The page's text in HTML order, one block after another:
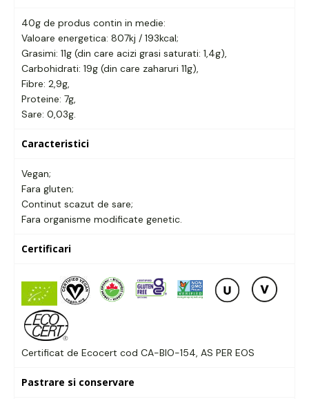
40g de produs contin in medie:
Valoare energetica: 807kj / 193kcal;
Grasimi: 11g (din care acizi grasi saturati: 1,4g),
Carbohidrati: 19g (din care zaharuri 11g),
Fibre: 2,9g,
Proteine: 7g,
Sare: 0,03g.
Caracteristici
Vegan;
Fara gluten;
Continut scazut de sare;
Fara organisme modificate genetic.
Certificari
Certificat de Ecocert cod CA-BIO-154, AS PER EOS
Pastrare si conservare